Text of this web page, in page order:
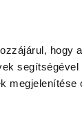
hogy